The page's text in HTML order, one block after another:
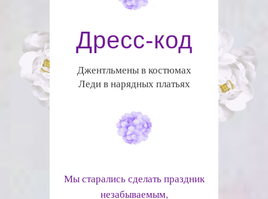
Мы старались сделать праздник
незабываемым,
Дресс-код
Джентльмены в костюмах
Леди в нарядных платьях